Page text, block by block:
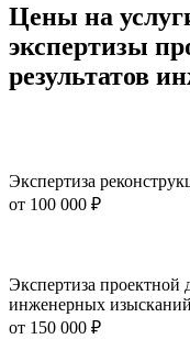
Цены на
экспертизы
результатов
Экспертиза
от 100 000 ₽
Экспертиза проектной
инженерных изысканий
от 150 000 ₽